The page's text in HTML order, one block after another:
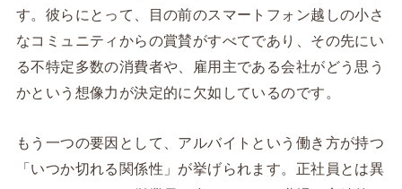
す。彼らにとって、目の前のスマートフォン越しの小さ
なコミュニティからの賞賛がすべてであり、その先にい
る不特定多数の消費者や、雇用主である会社がどう思う
かという想像力が決定的に欠如しているのです。
もう一つの要因として、アルバイトという働き方が持つ
「いつか切れる関係性」が挙げられます。正社員とは異